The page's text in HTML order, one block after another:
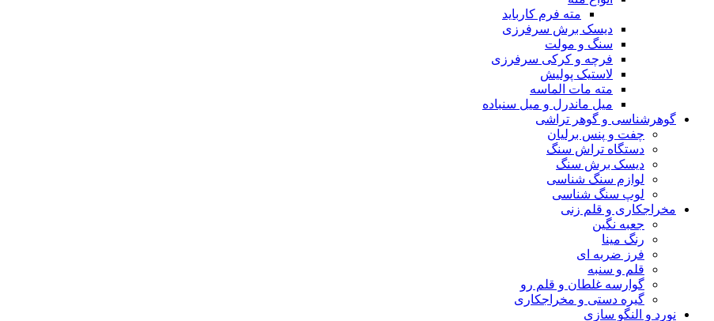
مته فرم کارباید
دیسک برش سرفرزی
سنگ و مولت
فرچه و کرکی سرفرزی
لاستیک پولیش
مته مات الماسه
میل ماندرل و میل سنباده
گوهرشناسی و گوهر تراشی
چفت و پنس برلیان
دستگاه تراش سنگ
دیسک برش سنگ
لوازم سنگ شناسی
لوپ سنگ شناسی
مخراجکاری و قلم زنی
جعبه نگین
رنگ مینا
فرز ضربه ای
قلم و سنبه
گوارسه غلطان و قلم رو
گیره دستی و مخراجکاری
نورد و النگو سازی